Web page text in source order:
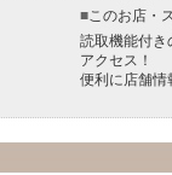
■このお店・
読取機能付き
アクセス！
便利に店舗情